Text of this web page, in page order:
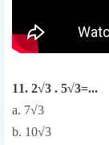
11. 2√3 . 5√3=...
a. 7√3
b. 10√3